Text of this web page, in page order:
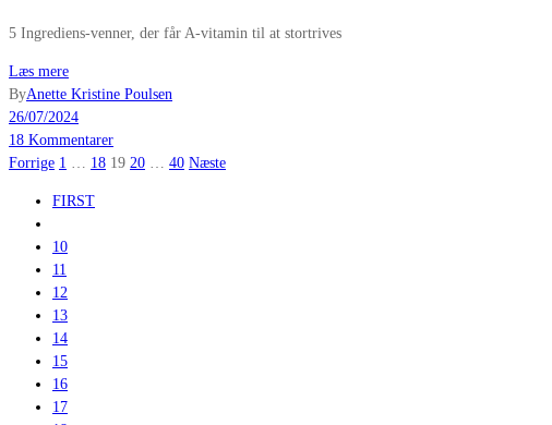
5 Ingrediens-venner, der får A-vitamin til at stortrives
Læs mere
ByAnette Kristine Poulsen
26/07/2024
18 Kommentarer
Indlægsinddeling
Forrige 1 18 19 20 40 Næste
FIRST
10
11
12
13
14
15
16
17